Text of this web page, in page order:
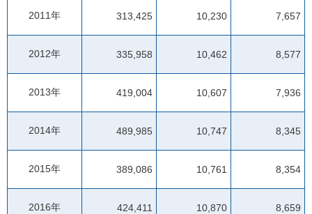
2011年 313,425 10,230 7,657
2012年 335,958 10,462 8,577
2013年 419,004 10,607 7,936
2014年 489,985 10,747 8,345
2015年 389,086 10,761 8,354
2016年 424,411 10,870 8,659